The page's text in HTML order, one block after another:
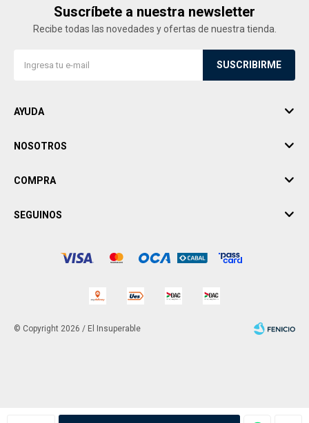
Suscríbete a nuestra newsletter
Recibe todas las novedades y ofertas de nuestra tienda.
SUSCRIBIRME
AYUDA
NOSOTROS
COMPRA
SEGUINOS
© Copyright 2026 / El Insuperable